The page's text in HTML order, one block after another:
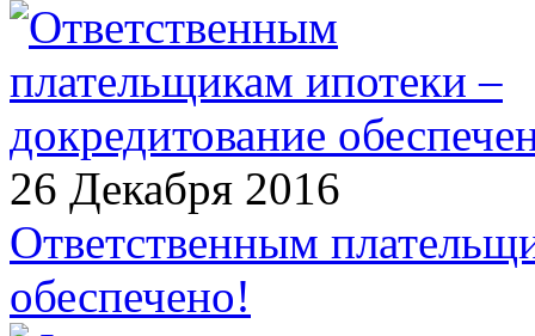
26 Декабря 2016
Ответственным
обеспечено!